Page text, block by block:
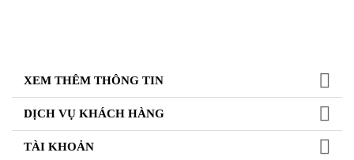
XEM THÊM THÔNG TIN
DỊCH VỤ KHÁCH HÀNG
TÀI KHOẢN